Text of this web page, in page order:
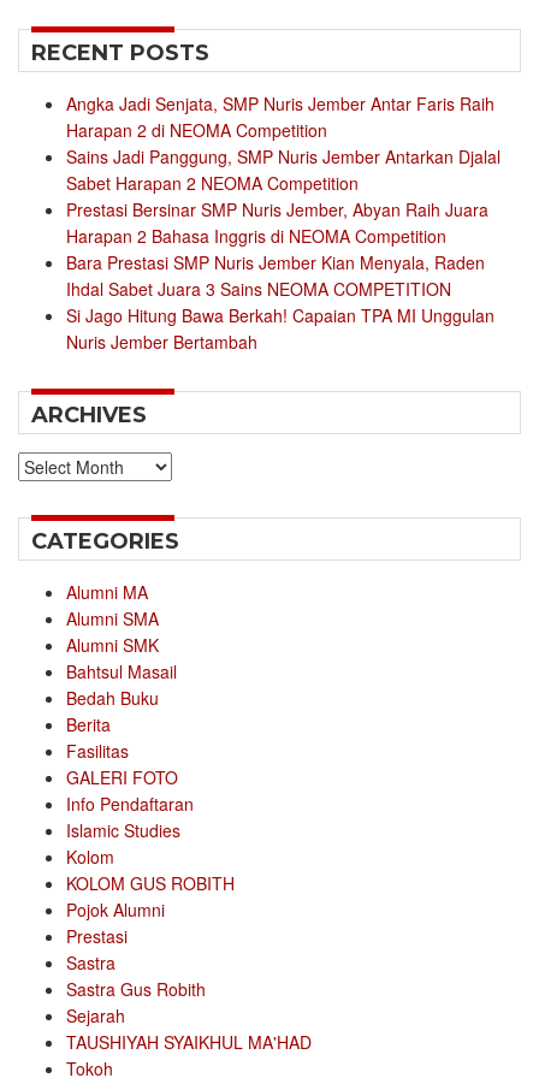
RECENT POSTS
Angka Jadi Senjata, SMP Nuris Jember Antar Faris Raih
Harapan 2 di NEOMA Competition
Sains Jadi Panggung, SMP Nuris Jember Antarkan Djalal
Sabet Harapan 2 NEOMA Competition
Prestasi Bersinar SMP Nuris Jember, Abyan Raih Juara
Harapan 2 Bahasa Inggris di NEOMA Competition
Bara Prestasi SMP Nuris Jember Kian Menyala, Raden
Ihdal Sabet Juara 3 Sains NEOMA COMPETITION
Si Jago Hitung Bawa Berkah! Capaian TPA MI Unggulan
Nuris Jember Bertambah
ARCHIVES
Archives
CATEGORIES
Alumni MA
Alumni SMA
Alumni SMK
Bahtsul Masail
Bedah Buku
Berita
Fasilitas
GALERI FOTO
Info Pendaftaran
Islamic Studies
Kolom
KOLOM GUS ROBITH
Pojok Alumni
Prestasi
Sastra
Sastra Gus Robith
Sejarah
TAUSHIYAH SYAIKHUL MA'HAD
Tokoh